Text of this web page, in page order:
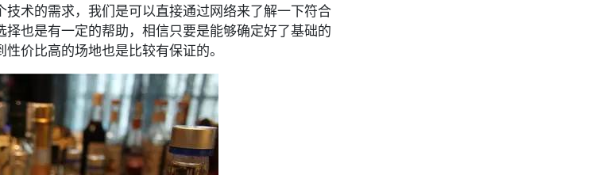
技术的需求，我们是可以直接通过网络来了解一下符合
也是有一定的帮助，相信只要是能够确定好了基础的
价比高的场地也是比较有保证的。